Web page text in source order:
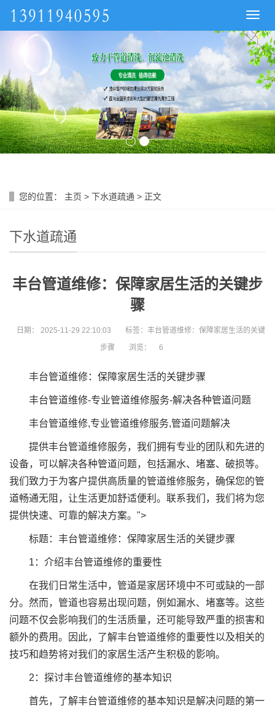
导
菜
单
您的位置： 主页 > 下水道疏通 > 正文
下水道疏通
丰台管道维修：保障家居生活的关键步
骤
日期： 2025-11-29 22:10:03
标签：丰台管道维修：保障家居生活的关键
步骤
浏览： 6
丰台管道维修：保障家居生活的关键步骤
丰台管道维修-专业管道维修服务-解决各种管道问题
丰台管道维修,专业管道维修服务,管道问题解决
提供丰台管道维修服务，我们拥有专业的团队和先进的
设备，可以解决各种管道问题，包括漏水、堵塞、破损等。
我们致力于为客户提供高质量的管道维修服务，确保您的管
道畅通无阻，让生活更加舒适便利。联系我们，我们将为您
提供快速、可靠的解决方案。">
标题：丰台管道维修：保障家居生活的关键步骤
1：介绍丰台管道维修的重要性
在我们日常生活中，管道是家居环境中不可或缺的一部
分。然而，管道也容易出现问题，例如漏水、堵塞等。这些
问题不仅会影响我们的生活质量，还可能导致严重的损害和
额外的费用。因此，了解丰台管道维修的重要性以及相关的
技巧和趋势将对我们的家居生活产生积极的影响。
2：探讨丰台管道维修的基本知识
首先，了解丰台管道维修的基本知识是解决问题的第一